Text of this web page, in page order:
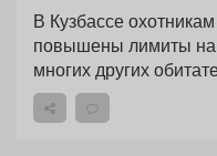
В Кузбассе
повышены лимиты на
многих других